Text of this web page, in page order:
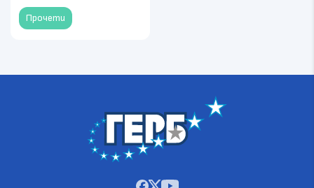
Прочети